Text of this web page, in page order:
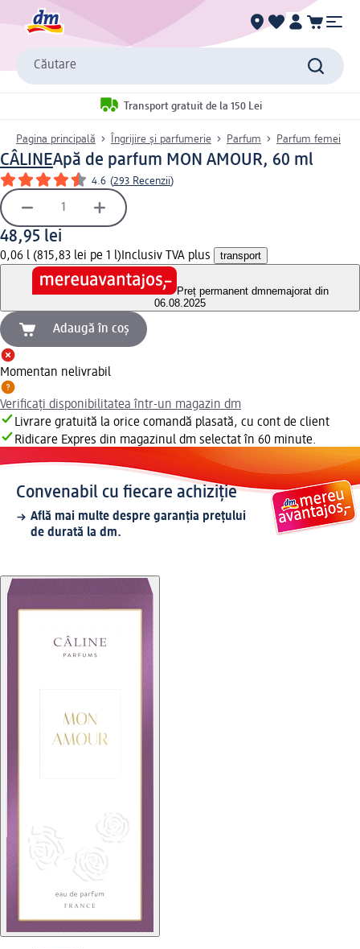
Căutare
Transport gratuit de la 150 Lei
Pagina principală Îngrijire și parfumerie Parfum Parfum femei
CÂLINEApă de parfum MON AMOUR, 60 ml
4.6 (293 Recenzii)
48,95 lei
0,06 l (815,83 lei pe 1 l) Inclusiv TVA plus transport
Preț permanent dmnemajorat din
06.08.2025
Adaugă în coș
Momentan nelivrabil
Verificați disponibilitatea într-un magazin dm
Livrare gratuită la orice comandă plasată, cu cont de client
Ridicare Expres din magazinul dm selectat în 60 minute.
Convenabil cu fiecare achiziție
Află mai multe despre garanția prețului
de durată la dm.